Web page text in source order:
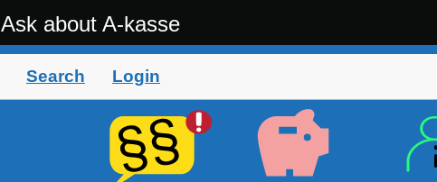
Ask about A-kasse
Search Login